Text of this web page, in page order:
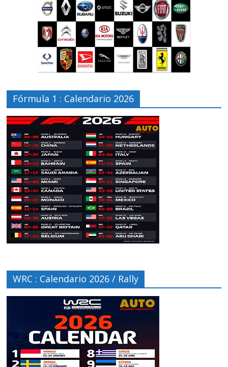
Fórmula 1 : Calendario 2026
WRC : Calendario 2026 / Rally